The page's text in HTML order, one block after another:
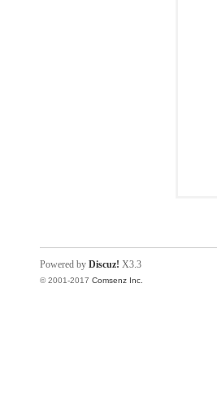
Powered by Discuz! X3.3
© 2001-2017 Comsenz Inc.